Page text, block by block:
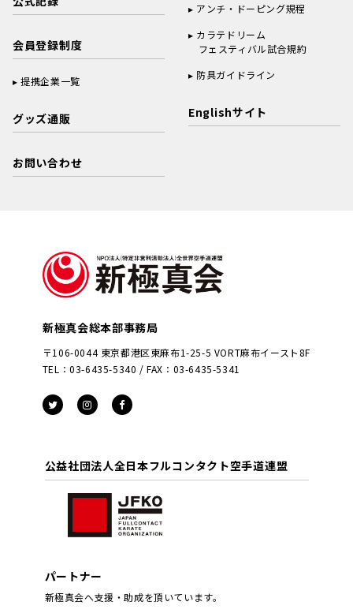
会員登録制度
提携企業一覧
グッズ通販
お問い合わせ
アンチ・ドーピング規程
カラテドリーム
フェスティバル試合規約
防具ガイドライン
Englishサイト
新極真会総本部事務局
〒106-0044 東京都港区東麻布1-25-5 VORT麻布イースト8F
TEL：03-6435-5340 / FAX：03-6435-5341
公益社団法人全日本フルコンタクト空手道連盟
パートナー
新極真会へ支援・助成を頂いています。